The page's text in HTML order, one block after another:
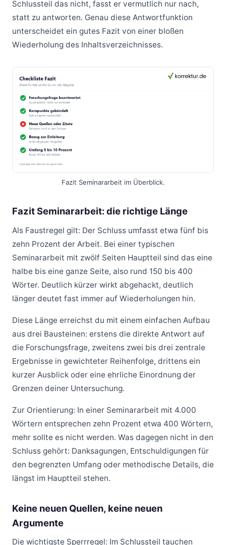
Schlussteil das nicht, fasst er vermutlich nur nach,
statt zu antworten. Genau diese Antwortfunktion
unterscheidet ein gutes Fazit von einer bloßen
Wiederholung des Inhaltsverzeichnisses.
Fazit Seminararbeit im Überblick.
Fazit Seminararbeit: die richtige Länge
Als Faustregel gilt: Der Schluss umfasst etwa fünf bis
zehn Prozent der Arbeit. Bei einer typischen
Seminararbeit mit zwölf Seiten Hauptteil sind das eine
halbe bis eine ganze Seite, also rund 150 bis 400
Wörter. Deutlich kürzer wirkt abgehackt, deutlich
länger deutet fast immer auf Wiederholungen hin.
Diese Länge erreichst du mit einem einfachen Aufbau
aus drei Bausteinen: erstens die direkte Antwort auf
die Forschungsfrage, zweitens zwei bis drei zentrale
Ergebnisse in gewichteter Reihenfolge, drittens ein
kurzer Ausblick oder eine ehrliche Einordnung der
Grenzen deiner Untersuchung.
Zur Orientierung: In einer Seminararbeit mit 4.000
Wörtern entsprechen zehn Prozent etwa 400 Wörtern,
mehr sollte es nicht werden. Was dagegen nicht in den
Schluss gehört: Danksagungen, Entschuldigungen für
den begrenzten Umfang oder methodische Details, die
längst im Hauptteil stehen.
Keine neuen Quellen, keine neuen
Argumente
Die wichtigste Sperrregel: Im Schlussteil tauchen